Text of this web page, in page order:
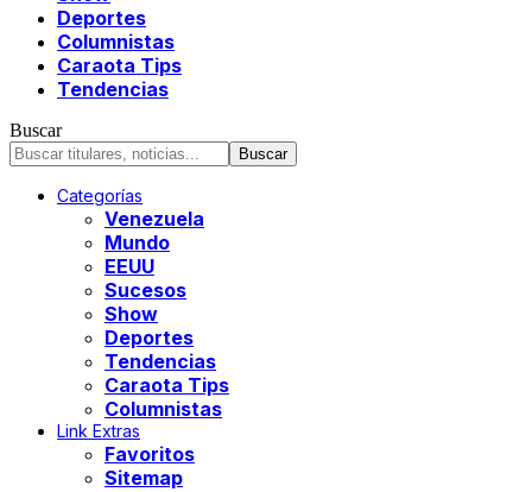
Deportes
Columnistas
Caraota Tips
Tendencias
Buscar
Categorías
Venezuela
Mundo
EEUU
Sucesos
Show
Deportes
Tendencias
Caraota Tips
Columnistas
Link Extras
Favoritos
Sitemap